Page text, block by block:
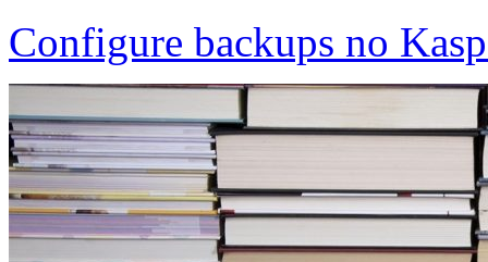
Configure backups no